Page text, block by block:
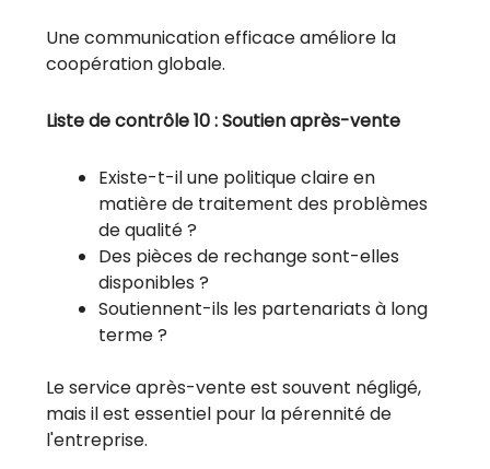
Une communication efficace améliore la
coopération globale.
Liste de contrôle 10 : Soutien après-vente
Existe-t-il une politique claire en
matière de traitement des problèmes
de qualité ?
Des pièces de rechange sont-elles
disponibles ?
Soutiennent-ils les partenariats à long
terme ?
Le service après-vente est souvent négligé,
mais il est essentiel pour la pérennité de
l'entreprise.